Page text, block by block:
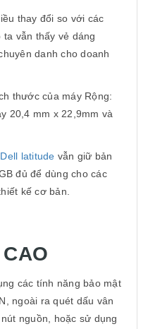
thay đổi so với các
vẫn thấy vẻ dáng
danh cho doanh
thước của máy Rộng:
20,4 mm x 22,9mm và
Dell latitude vẫn giữ bản
đủ để dùng cho các
kế cơ bản.
các tính năng bảo mật
ngoài ra quét dấu vân
nguồn, hoặc sử dụng